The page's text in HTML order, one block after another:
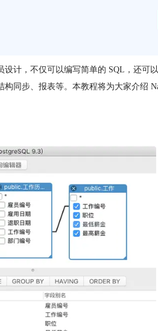
设计，不仅可以编写简单的 SQL，还可
同步、报表等。本教程将为大家介绍